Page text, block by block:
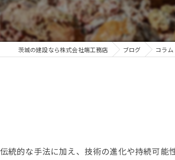
造成工事
茨城の建設なら株式会社端工務店 ブログ コラム
的な手法に加え、技術の進化や持続可能